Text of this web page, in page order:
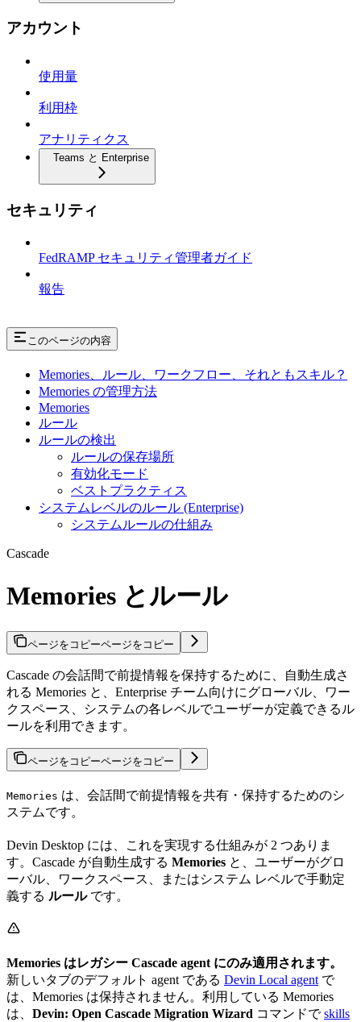
アカウント
使用量
利用枠
アナリティクス
Teams と Enterprise
セキュリティ
FedRAMP セキュリティ管理者ガイド
報告
このページの内容
Memories、ルール、ワークフロー、それともスキル？
Memories の管理方法
Memories
ルール
ルールの検出
ルールの保存場所
有効化モード
ベストプラクティス
システムレベルのルール (Enterprise)
システムルールの仕組み
Cascade
Memories とルール
ページをコピーページをコピー
Cascade の会話間で前提情報を保持するために、自動生成さ
れる Memories と、Enterprise チーム向けにグローバル、ワー
クスペース、システムの各レベルでユーザーが定義できるル
ールを利用できます。
ページをコピーページをコピー
Memories は、会話間で前提情報を共有・保持するためのシ
ステムです。
Devin Desktop には、これを実現する仕組みが 2 つありま
す。Cascade が自動生成する Memories と、ユーザーがグロ
ーバル、ワークスペース、またはシステム レベルで手動定
義する ルールです。
Memories はレガシー Cascade agent にのみ適用されます。
新しいタブのデフォルト agent である Devin Local agent で
は、Memories は保持されません。利用している Memories
は、 Devin: Open Cascade Migration Wizard コマンドでskills